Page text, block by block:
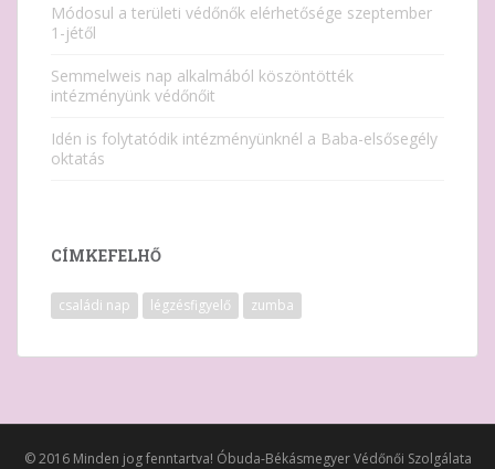
Módosul a területi védőnők elérhetősége szeptember
1-jétől
Semmelweis nap alkalmából köszöntötték
intézményünk védőnőit
Idén is folytatódik intézményünknél a Baba-elsősegély
oktatás
CÍMKEFELHŐ
családi nap légzésfigyelő zumba
© 2016 Minden jog fenntartva! Óbuda-Békásmegyer Védőnői Szolgálata